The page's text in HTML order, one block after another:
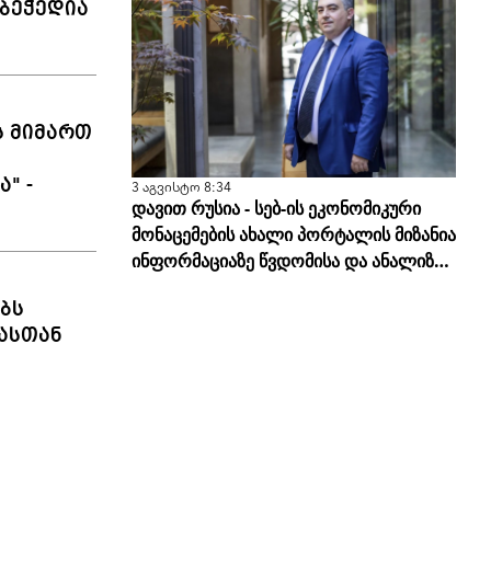
მიმართ
- 3 აგვისტო 8:34
დავით რუსია - სებ-ის ეკონომიკური
მონაცემების ახალი პორტალის მიზანია
ინფორმაციაზე წვდომისა და ანალიზის